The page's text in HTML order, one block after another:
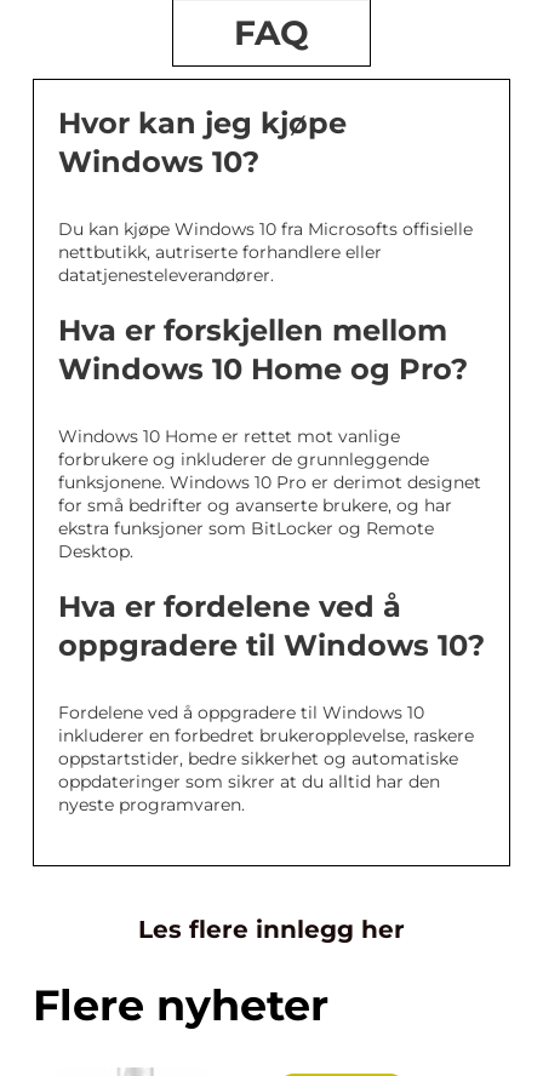
FAQ
Hvor kan jeg kjøpe
Windows 10?
Du kan kjøpe Windows 10 fra Microsofts offisielle
nettbutikk, autriserte forhandlere eller
datatjenesteleverandører.
Hva er forskjellen mellom
Windows 10 Home og Pro?
Windows 10 Home er rettet mot vanlige
forbrukere og inkluderer de grunnleggende
funksjonene. Windows 10 Pro er derimot designet
for små bedrifter og avanserte brukere, og har
ekstra funksjoner som BitLocker og Remote
Desktop.
Hva er fordelene ved å
oppgradere til Windows 10?
Fordelene ved å oppgradere til Windows 10
inkluderer en forbedret brukeropplevelse, raskere
oppstartstider, bedre sikkerhet og automatiske
oppdateringer som sikrer at du alltid har den
nyeste programvaren.
Les flere innlegg her
Flere nyheter